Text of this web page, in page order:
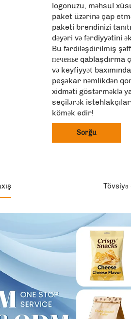
logonuzu, məhsul
paket üzərinə çap
paketi brendinizi
dəyəri və fərdiyyətini
Bu fərdiləşdirilmiş
печенье
və keyfiyyət
peşəkar nəmlikdən
xidməti göstərməklə
seçilərək
kömək edir!
Sorğu